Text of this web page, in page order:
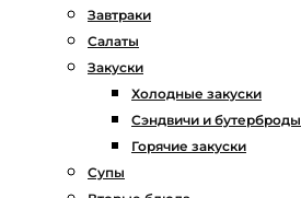
Завтраки
Салаты
Закуски
Холодные закуски
Сэндвичи и бутерброды
Горячие закуски
Супы